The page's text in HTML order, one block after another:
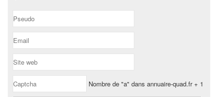
Nombre de "a" dans annuaire-quad.fr + 1